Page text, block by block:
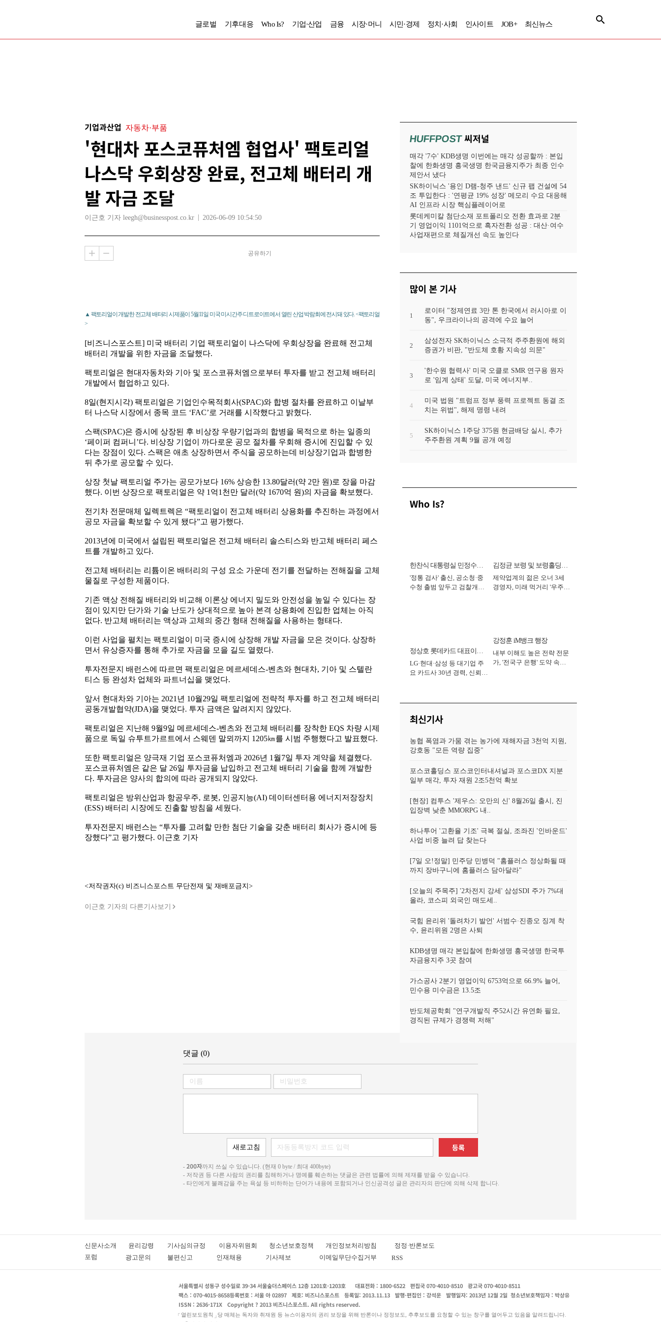
글로벌 기후대응 Who Is? 기업·산업 금융 시장·머니 시민·경제 정치·사회 인사이트 JOB+ 최신뉴스
기업과산업 자동차·부품
'현대차 포스코퓨처엠 협업사' 팩토리얼
나스닥 우회상장 완료, 전고체 배터리 개
발 자금 조달
이근호 기자 leegh@businesspost.co.kr 2026-06-09 10:54:50
공유하기
▲ 팩토리얼이 개발한 전고체 배터리 시제품이 5월11일 미국 미시간주 디트로이트에서 열린 산업 박람회에 전시돼 있다. <팩토리얼
>
[비즈니스포스트] 미국 배터리 기업 팩토리얼이 나스닥에 우회상장을 완료해 전고체
배터리 개발을 위한 자금을 조달했다.
팩토리얼은 현대자동차와 기아 및 포스코퓨처엠으로부터 투자를 받고 전고체 배터리
개발에서 협업하고 있다.
8일(현지시각) 팩토리얼은 기업인수목적회사(SPAC)와 합병 절차를 완료하고 이날부
터 나스닥 시장에서 종목 코드 ‘FAC’로 거래를 시작했다고 밝혔다.
스팩(SPAC)은 증시에 상장된 후 비상장 우량기업과의 합병을 목적으로 하는 일종의
‘페이퍼 컴퍼니’다. 비상장 기업이 까다로운 공모 절차를 우회해 증시에 진입할 수 있
다는 장점이 있다. 스팩은 애초 상장하면서 주식을 공모하는데 비상장기업과 합병한
뒤 추가로 공모할 수 있다.
상장 첫날 팩토리얼 주가는 공모가보다 16% 상승한 13.80달러(약 2만 원)로 장을 마감
했다. 이번 상장으로 팩토리얼은 약 1억1천만 달러(약 1670억 원)의 자금을 확보했다.
전기차 전문매체 일렉트렉은 “팩토리얼이 전고체 배터리 상용화를 추진하는 과정에서
공모 자금을 확보할 수 있게 됐다”고 평가했다.
2013년에 미국에서 설립된 팩토리얼은 전고체 배터리 솔스티스와 반고체 배터리 페스
트를 개발하고 있다.
전고체 배터리는 리튬이온 배터리의 구성 요소 가운데 전기를 전달하는 전해질을 고체
물질로 구성한 제품이다.
기존 액상 전해질 배터리와 비교해 이론상 에너지 밀도와 안전성을 높일 수 있다는 장
점이 있지만 단가와 기술 난도가 상대적으로 높아 본격 상용화에 진입한 업체는 아직
없다. 반고체 배터리는 액상과 고체의 중간 형태 전해질을 사용하는 형태다.
이런 사업을 펼치는 팩토리얼이 미국 증시에 상장해 개발 자금을 모은 것이다. 상장하
면서 유상증자를 통해 추가로 자금을 모을 길도 열렸다.
투자전문지 배런스에 따르면 팩토리얼은 메르세데스-벤츠와 현대차, 기아 및 스텔란
티스 등 완성차 업체와 파트너십을 맺었다.
앞서 현대차와 기아는 2021년 10월29일 팩토리얼에 전략적 투자를 하고 전고체 배터리
공동개발협약(JDA)을 맺었다. 투자 금액은 알려지지 않았다.
팩토리얼은 지난해 9월9일 메르세데스-벤츠와 전고체 배터리를 장착한 EQS 차량 시제
품으로 독일 슈투트가르트에서 스웨덴 말뫼까지 1205㎞를 시범 주행했다고 발표했다.
또한 팩토리얼은 양극재 기업 포스코퓨처엠과 2026년 1월7일 투자 계약을 체결했다.
포스코퓨처엠은 같은 달 26일 투자금을 납입하고 전고체 배터리 기술을 함께 개발한
다. 투자금은 양사의 합의에 따라 공개되지 않았다.
팩토리얼은 방위산업과 항공우주, 로봇, 인공지능(AI) 데이터센터용 에너지저장장치
(ESS) 배터리 시장에도 진출할 방침을 세웠다.
투자전문지 배런스는 “투자를 고려할 만한 첨단 기술을 갖춘 배터리 회사가 증시에 등
장했다”고 평가했다. 이근호 기자
<저작권자(c) 비즈니스포스트 무단전재 및 재배포금지>
이근호 기자의 다른기사보기
HUFFPOST씨저널
매각 '7수' KDB생명 이번에는 매각 성공할까 : 본입
찰에 한화생명 흥국생명 한국금융지주가 최종 인수
제안서 냈다
SK하이닉스 '용인 D램-청주 낸드' 신규 팹 건설에 54
조 투입한다 : '연평균 19% 성장' 메모리 수요 대응해
AI 인프라 시장 핵심플레이어로
롯데케미칼 첨단소재 포트폴리오 전환 효과로 2분
기 영업이익 1101억으로 흑자전환 성공 : 대산·여수
사업재편으로 체질개선 속도 높인다
많이 본 기사
1
로이터 "정제연료 3만 톤 한국에서 러시아로 이
동", 우크라이나의 공격에 수요 늘어
2
삼성전자 SK하이닉스 소극적 주주환원에 해외
증권가 비판, "반도체 호황 지속성 의문"
3
'한수원 협력사' 미국 오클로 SMR 연구용 원자
로 '임계 상태' 도달, 미국 에너지부..
4
미국 법원 "트럼프 정부 풍력 프로젝트 동결 조
치는 위법", 해제 명령 내려
5
SK하이닉스 1주당 375원 현금배당 실시, 추가
주주환원 계획 9월 공개 예정
Who Is?
한찬식 대통령실 민정수석
비서관
'정통 검사' 출신, 공소청·중
수청 출범 앞두고 검찰개혁
김정균 보령 및 보령홀딩스
대표이사 사장
제약업계의 젊은 오너 3세
경영자, 미래 먹거리 '우주와
정상호 롯데카드 대표이사
사장
LG·현대·삼성 등 대기업 주
요 카드사 30년 경력, 신뢰
강정훈 iM뱅크 행장
내부 이해도 높은 전략 전문
가, '전국구 은행' 도약 속도
최신기사
농협 폭염과 가뭄 겪는 농가에 재해자금 3천억 지원,
강호동 "모든 역량 집중"
포스코홀딩스 포스코인터내셔널과 포스코DX 지분
일부 매각, 투자 재원 2조5천억 확보
[현장] 컴투스 '제우스: 오만의 신' 8월26일 출시, 진
입장벽 낮춘 MMORPG 내..
하나투어 '고환율 기조' 극복 절실, 조좌진 '인바운드'
사업 비중 늘려 답 찾는다
[7일 오!정말] 민주당 민병덕 "홈플러스 정상화될 때
까지 장바구니에 홈플러스 담아달라"
[오늘의 주목주] '2차전지 강세' 삼성SDI 주가 7%대
올라, 코스피 외국인 매도세..
국힘 윤리위 '돌려차기 발언' 서범수·진종오 징계 착
수, 윤리위원 2명은 사퇴
KDB생명 매각 본입찰에 한화생명 흥국생명 한국투
자금융지주 3곳 참여
가스공사 2분기 영업이익 6753억으로 66.9% 늘어,
민수용 미수금은 13.5조
반도체공학회 "연구개발직 주52시간 유연화 필요,
경직된 규제가 경쟁력 저해"
댓글 (0)
등록
- 200자까지 쓰실 수 있습니다. (현재 0 byte / 최대 400byte)
- 저작권 등 다른 사람의 권리를 침해하거나 명예를 훼손하는 댓글은 관련 법률에 의해 제재를 받을 수 있습니다.
- 타인에게 불쾌감을 주는 욕설 등 비하하는 단어가 내용에 포함되거나 인신공격성 글은 관리자의 판단에 의해 삭제 합니다.
신문사소개 윤리강령 기사심의규정 이용자위원회 청소년보호정책 개인정보처리방침 정정·반론보도
포럼
광고문의 불편신고 인재채용 기사제보 이메일무단수집거부 RSS
서울특별시 성동구 성수일로 39-34 서울숲더스페이스 12층 1201호-1203호 대표전화 : 1800-6522 편집국 070-4010-8510
광고국 070-4010-8511
팩스 : 070-4015-8658등록번호 : 서울 아 02897 제호: 비즈니스포스트 등록일: 2013.11.13 발행·편집인 : 강석운 발행일자: 2013년 12월 2일 청소년보호책임자 : 박상유
ISSN : 2636-171X
Copyright ? 2013 비즈니스포스트. All rights reserved.
열린보도원칙 당 매체는 독자와 취재원 등 뉴스이용자의 권리 보장을 위해 반론이나 정정보도, 추후보도를 요청할 수 있는 창구를 열어두고 있음을 알려드립니다.